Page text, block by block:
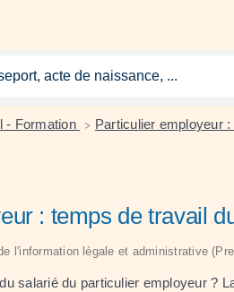
- Formation > Particulier employeur
: temps de travail
l'information légale et administrative
salarié du particulier employeur ?